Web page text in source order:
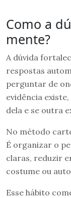
Como a
mente?
A dúvida
respostas
perguntar de
evidência
dela e se outra
No método
É organizar o
claras, reduzir
costume ou
Esse hábito